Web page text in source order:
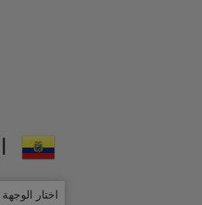
اختار الوجهة